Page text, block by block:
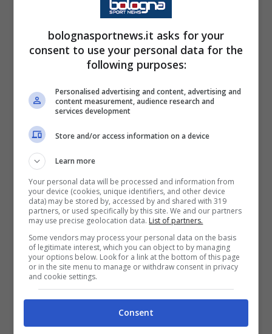
dominio ad altri in cui non riusciamo a fare quella
gare. L'avevamo preparata per avere il pallino ma non
è andata bene. Dobbiamo cercare di tutelare l'affetto
della nostra gente, stiamo facendo degli errori che
tifosi. Questa è la prima cosa che dirò alla squadra,
perché stiamo scherzando con il fuoco
Dopo il match contro il Maccabi Tel Aviv
Bologna
match molto importante tra due delle
squadre più forti di tutta la Serie A e due
squadre che nel recente passato si sono date
battaglia più volte con tanti gol.
Alla fine a vincere sono stati i rossoneri con
una prestazione ampiamente superiore
rispetto agli avversari. I felsinei si confermano
bolognasportnews.it asks for your
consent to use your personal data for the
following purposes:
Personalised advertising and content, advertising and
content measurement, audience research and
services development
Store and/or access information on a device
Learn more
Your personal data will be processed and information from
your device (cookies, unique identifiers, and other device
data) may be stored by, accessed by and shared with 319
partners, or used specifically by this site. We and our partners
may use precise geolocation data. List of partners.
Some vendors may process your personal data on the basis
of legitimate interest, which you can object to by managing
your options below. Look for a link at the bottom of this page
or in the site menu to manage or withdraw consent in privacy
and cookie settings.
Consent